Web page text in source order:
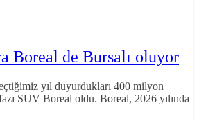
Boreal de Bursalı oluyor
yıl duyurdukları 400 milyon
SUV Boreal oldu. Boreal, 2026 yılında